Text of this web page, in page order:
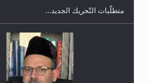
رأيٌ في لغة المسيح الموعود عليه السلام.. 4...